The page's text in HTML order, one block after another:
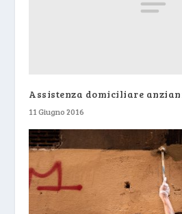
Assistenza domiciliare
11 Giugno 2016